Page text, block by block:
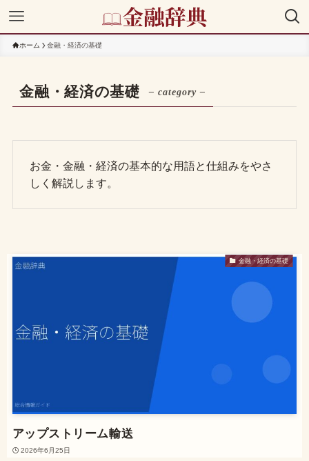
ホーム 金融・経済の基礎
金融・経済の基礎 – category –
お金・金融・経済の基本的な用語と仕組みをやさ
しく解説します。
金融・経済の基礎
アップストリーム輸送
2026年6月25日